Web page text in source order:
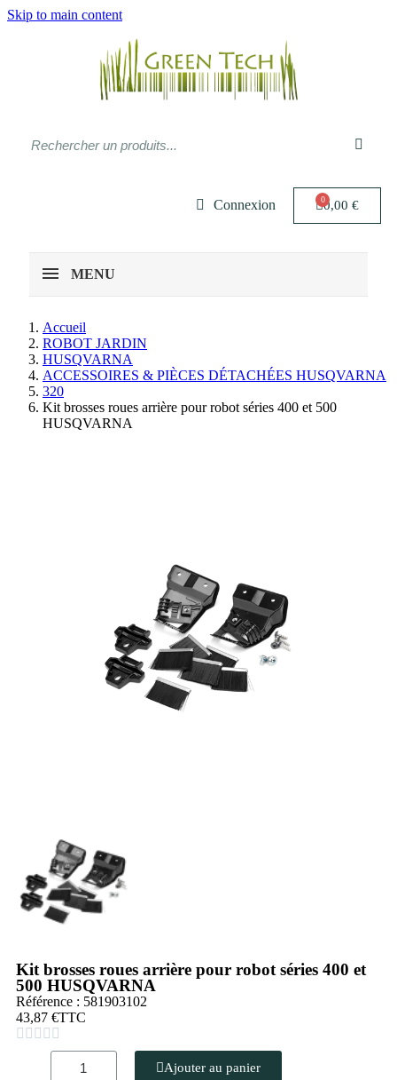
Skip to main content
Connexion 0,00 €
MENU
Accueil
ROBOT JARDIN
HUSQVARNA
ACCESSOIRES & PIÈCES DÉTACHÉES HUSQVARNA
320
Kit brosses roues arrière pour robot séries 400 et 500
HUSQVARNA
Kit brosses roues arrière pour robot séries 400 et
500 HUSQVARNA
Référence : 581903102
43,87 €TTC
    
Ajouter au panier